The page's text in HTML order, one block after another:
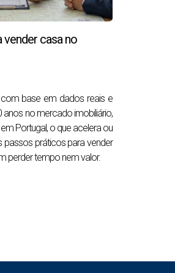
que não acontece,
casa no
base em dados reais e
anos no mercado imobiliário,
Portugal, o que acelera ou
passos práticos para vender
perder tempo nem valor.